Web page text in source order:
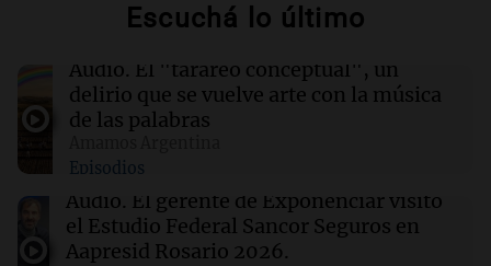
01:37 Mundo
Trump señala a Canadá por incendios
forestales, pero los científicos advierten sobre
el cambio climático
01:30 Ciencia
Un tratamiento con THC elimina las pesadillas
en pacientes con PTSD, según un estudio
Escuchá lo último
Audio. El "tarareo conceptual", un
delirio que se vuelve arte con la música
de las palabras
Episodios
Audio. El gerente de Exponenciar visitó
el Estudio Federal Sancor Seguros en
Aapresid Rosario 2026.